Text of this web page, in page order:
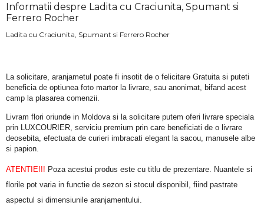
Informatii despre Ladita cu Craciunita, Spumant si
Ferrero Rocher
Ladita cu Craciunita, Spumant si Ferrero Rocher
La solicitare, aranjametul poate fi insotit de o felicitare Gratuita si puteti
beneficia de optiunea foto martor la livrare, sau anonimat, bifand acest
camp la plasarea comenzii.
Livram flori oriunde in Moldova si la solicitare putem oferi livrare speciala
prin LUXCOURIER, serviciu premium prin care beneficiati de o livrare
deosebita, efectuata de curieri imbracati elegant la sacou, manusele albe
si papion.
ATENTIE!!! Poza acestui produs este cu titlu de prezentare. Nuantele si
florile pot varia in functie de sezon si stocul disponibil, fiind pastrate
aspectul si dimensiunile aranjamentului.